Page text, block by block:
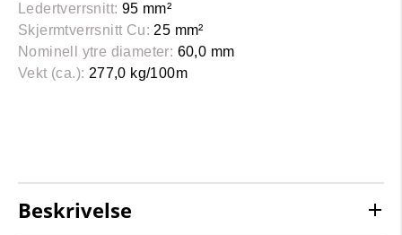
Ledertverrsnitt: 95 mm²
Skjermtverrsnitt Cu: 25 mm²
Nominell ytre diameter: 60,0 mm
Vekt (ca.): 277,0 kg/100m
Beskrivelse